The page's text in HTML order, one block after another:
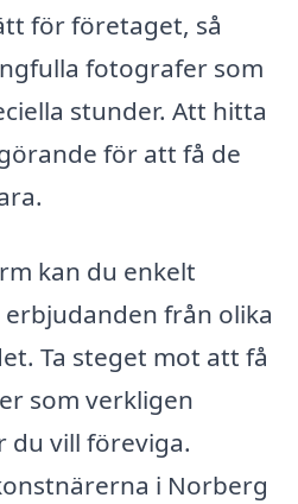
för företaget, så
fotografer som
stunder. Att hitta
för att få de
kan du enkelt
från olika
Ta steget mot att få
som verkligen
du vill föreviga.
i Norberg